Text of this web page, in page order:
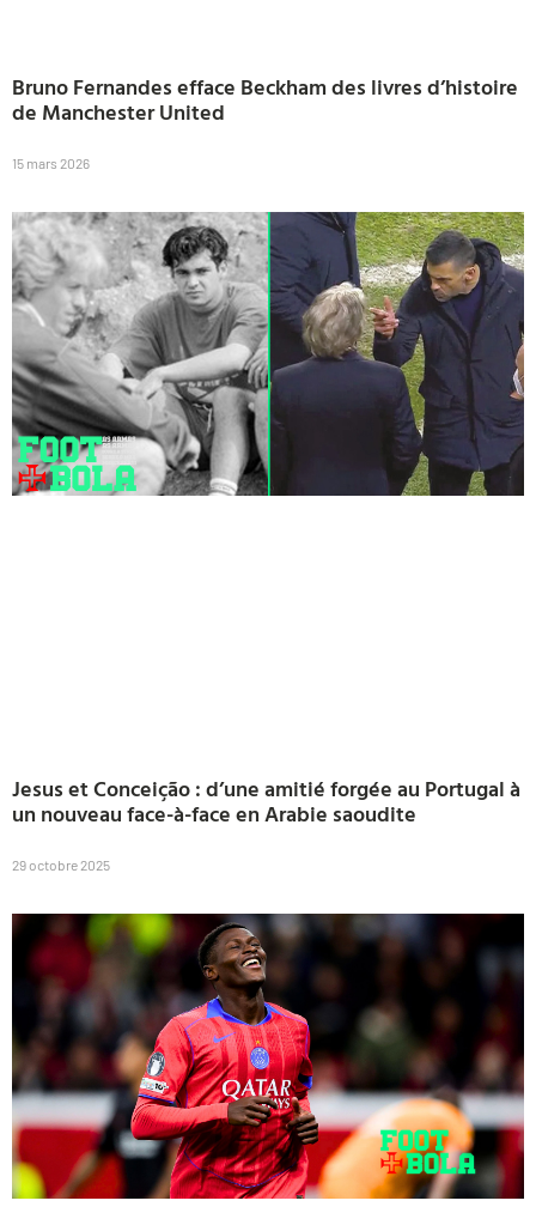
Bruno Fernandes efface Beckham des livres d’histoire
de Manchester United
15 mars 2026
Jesus et Conceição : d’une amitié forgée au Portugal à
un nouveau face-à-face en Arabie saoudite
29 octobre 2025